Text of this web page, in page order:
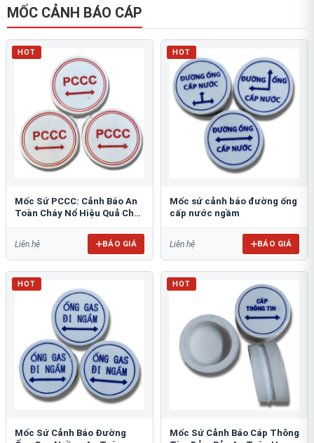
MỐC CẢNH BÁO CÁP
HOT
Mốc Sứ PCCC: Cảnh Báo An
Toàn Cháy Nổ Hiệu Quả Cho
Liên hệ BÁO GIÁ
HOT
Mốc sứ cảnh báo đường ống
cấp nước ngầm
Liên hệ BÁO GIÁ
HOT
Mốc Sứ Cảnh Báo Đường
HOT
Mốc Sứ Cảnh Báo Cáp Thông